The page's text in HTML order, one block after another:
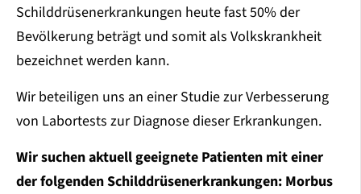
Schilddrüsenerkrankungen heute fast 50% der
Bevölkerung beträgt und somit als Volkskrankheit
bezeichnet werden kann.
Wir beteiligen uns an einer Studie zur Verbesserung
von Labortests zur Diagnose dieser Erkrankungen.
Wir suchen aktuell geeignete Patienten mit einer
der folgenden Schilddrüsenerkrankungen: Morbus